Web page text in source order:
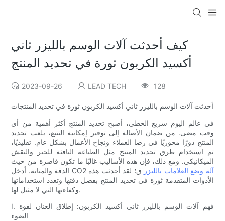
كيف أحدثت آلات الوسم بالليزر ثاني
أكسيد الكربون ثورة في تحديد المنتج
2023-09-26 LEAD TECH 128
أحدثت آلات الوسم بالليزر ثاني أكسيد الكربون ثورة في تحديد المنتجات
في عالم اليوم سريع الخطى، أصبح تحديد المنتج أكثر أهمية من أي
وقت مضى. من ضمان الأصالة إلى توفير إمكانية التتبع، يلعب تحديد
المنتج دورًا محوريًا في رضا العملاء ونجاح الأعمال بشكل عام. تقليديًا،
تم استخدام طرق تحديد المنتج مثل الطباعة النافثة للحبر والنقش
الميكانيكي. ومع ذلك، فإن هذه الأساليب غالبًا ما تكون قاصرة من حيث
الدقة والمتانة. أدخل CO2
آلة وضع العلامات بالليزر ق؛ لقد أحدثت هذه
الأدوات المتقدمة ثورة في تحديد المنتج بفضل دقتها وتعدد استخداماتها
وكفاءتها التي لا مثيل لها.
I. فهم آلات الوسم بالليزر ثاني أكسيد الكربون: إطلاق العنان لقوة
الضوء